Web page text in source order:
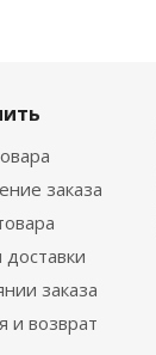
заказа
заказа
и возврат